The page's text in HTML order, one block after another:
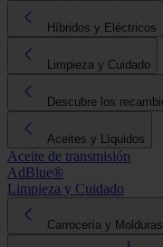
Híbridos y Eléctricos
Limpieza y Cuidado
Descubre los
Aceites y Líquidos
Aceite de transmisión
AdBlue®
Limpieza y Cuidado
Carrocería y Molduras